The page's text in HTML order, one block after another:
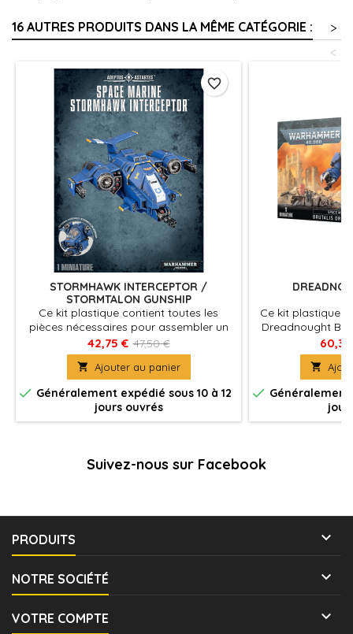
16 AUTRES PRODUITS DANS LA MÊME CATÉGORIE :
>
<
STORMHAWK INTERCEPTOR /
STORMTALON GUNSHIP
Ce kit plastique contient toutes les
pièces nécessaires pour assembler un
Space Marine Stormtalon Gunship ou un
Stormhawk Interceptor
42,75 € 47,50 €
 Ajouter au panier
 Généralement expédié sous 10 à 12
jours ouvrés
favorite_border
Ce kit plastique
Dreadnought
guerre

 Généralement
Suivez-nous sur Facebook
PRODUITS 
NOTRE SOCIÉTÉ 
VOTRE COMPTE 